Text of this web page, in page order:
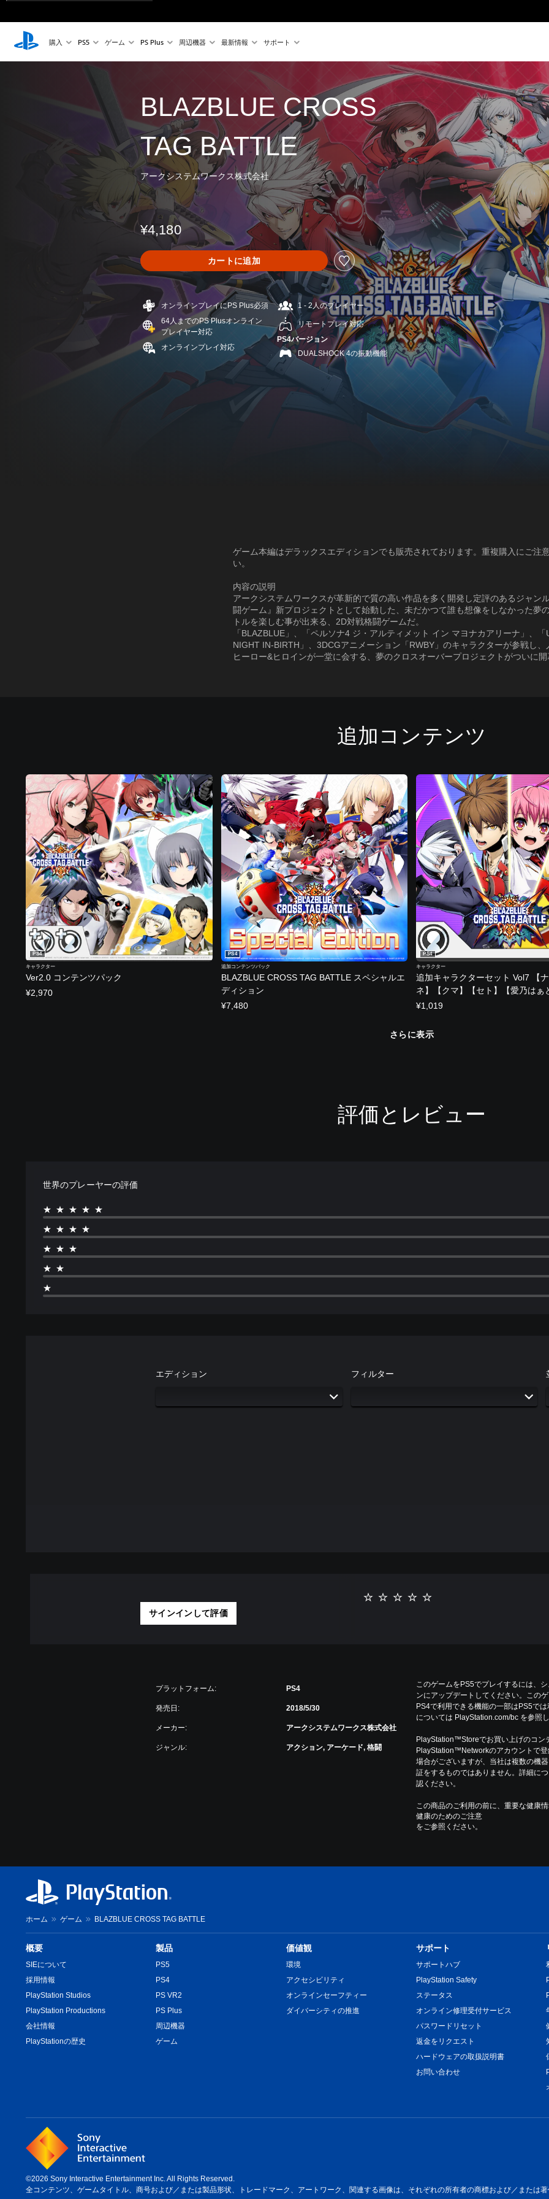
購入 PS5 ゲーム PS Plus 周辺機器 最新情報 サポート
BLAZBLUE CROSS
TAG BATTLE
アークシステムワークス株式会社
¥4,180
カートに追加
オンラインプレイにPS Plus必須
64人までのPS Plusオンライン
プレイヤー対応
オンラインプレイ対応
1 - 2人のプレイヤー
リモートプレイ対応
PS4バージョン
DUALSHOCK 4の振動機能
ゲーム本編はデラックスエディションでも販売されております。重複購入にご注
い。
内容の説明
アークシステムワークスが革新的で質の高い作品を多く開発し定評のあるジャン
闘ゲーム』新プロジェクトとして始動した、未だかつて誰も想像をしなかった夢
トルを楽しむ事が出来る、2D対戦格闘ゲームだ。
「BLAZBLUE」、「ペルソナ4 ジ・アルティメット イン マヨナカアリーナ」、「
NIGHT IN-BIRTH」、3DCGアニメーション「RWBY」のキャラクターが参戦し、
ヒーロー&ヒロインが一堂に会する、夢のクロスオーバープロジェクトがついに開
追加コンテンツ
Ver2.0 コンテンツパック
PS4
キャラクター
¥2,970
BLAZBLUE CROSS TAG BATTLE スペシャルエ
ディション
PS4
追加コンテンツパック
¥7,480
追加キャラクターセット Vol7 【
ネ】【クマ】【セト】【愛乃はぁ
PS4
キャラクター
¥1,019
さらに表示
評価とレビュー
世界のプレーヤーの評価
★★★★★
★★★★
★★★
★★
★
エディション フィルター
サインインして評価
プラットフォーム: PS4
発売日: 2018/5/30
メーカー: アークシステムワークス株式会社
ジャンル: アクション, アーケード, 格闘
このゲームをPS5でプレイするには、
ンにアップデートしてください。この
PS4で利用できる機能の一部はPS5で
については PlayStation.com/bc を参照
PlayStation™Storeでお買い上げのコン
PlayStation™Networkのアカウントで
場合がございますが、当社は複数の機
証をするものではありません。詳細に
認ください。
この商品のご利用の前に、重要な健康
健康のためのご注意
をご参照ください。
ホーム ゲーム BLAZBLUE CROSS TAG BATTLE
概要
SIEについて
採用情報
PlayStation Studios
PlayStation Productions
会社情報
PlayStationの歴史
製品
PS5
PS4
PS VR2
PS Plus
周辺機器
ゲーム
価値観
環境
アクセシビリティ
オンラインセーフティー
ダイバーシティの推進
サポート
サポートハブ
PlayStation Safety
ステータス
オンライン修理受付サービス
パスワードリセット
返金をリクエスト
ハードウェアの取扱説明書
お問い合わせ
©2026 Sony Interactive Entertainment Inc. All Rights Reserved.
全コンテンツ、ゲームタイトル、商号および／または製品形状、トレードマーク、アートワーク、関連する画像は、それぞれの所有者の商標および／または